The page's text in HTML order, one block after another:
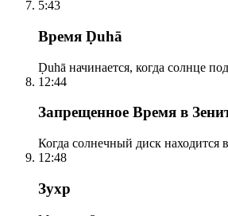
5:43
Время Ḍuhā
Ḍuhā начинается, когда солнце
12:44
Запрещенное Время в
Когда солнечный диск находится
12:48
Зухр